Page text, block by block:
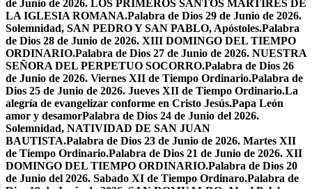
de Junio de 2026. LOS PRIMEROS SANTOS MÁRTIRES DE
LA IGLESIA ROMANA.Palabra de Dios 29 de Junio de 2026.
Solemnidad, SAN PEDRO Y SAN PABLO, Apóstoles.Palabra
de Dios 28 de Junio de 2026. XIII DOMINGO DEL TIEMPO
ORDINARIO.Palabra de Dios 27 de Junio de 2026. NUESTRA
SEÑORA DEL PERPETUO SOCORRO.Palabra de Dios 26
de Junio de 2026. Viernes XII de Tiempo Ordinario.Palabra de
Dios 25 de Junio de 2026. Jueves XII de Tiempo Ordinario.La
alegría de evangelizar conforme en Cristo Jesús.Papa León
amor y desamorPalabra de Dios 24 de Junio del 2026.
Solemnidad, NATIVIDAD DE SAN JUAN
BAUTISTA.Palabra de Dios 23 de Junio de 2026. Martes XII
de Tiempo Ordinario.Palabra de Dios 21 de Junio de 2026. XII
DOMINGO DEL TIEMPO ORDINARIO.Palabra de Dios 20
de Junio del 2026. Sabado XI de Tiempo Ordinaro.Palabra de